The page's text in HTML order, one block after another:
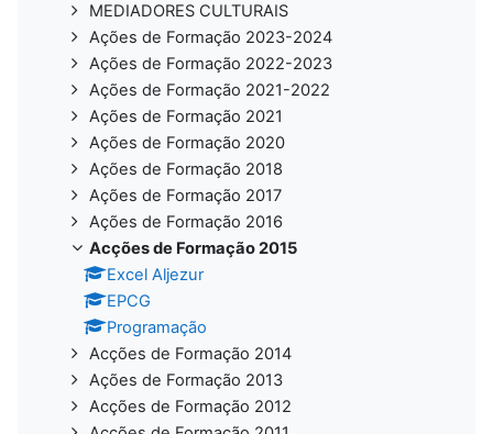
MEDIADORES CULTURAIS
Ações de Formação 2023-2024
Ações de Formação 2022-2023
Ações de Formação 2021-2022
Ações de Formação 2021
Ações de Formação 2020
Ações de Formação 2018
Ações de Formação 2017
Ações de Formação 2016
Acções de Formação 2015
Excel Aljezur
EPCG
Programação
Acções de Formação 2014
Ações de Formação 2013
Acções de Formação 2012